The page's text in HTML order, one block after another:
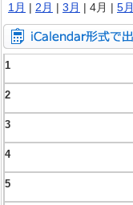
1月 | 2月 | 3月 | 4月 | 5月
1
2
3
4
5